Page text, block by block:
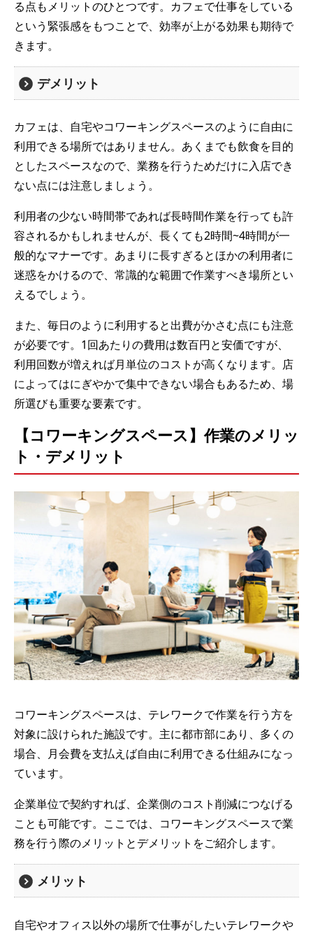
る点もメリットのひとつです。カフェで仕事をしている
という緊張感をもつことで、効率が上がる効果も期待で
きます。
デメリット
カフェは、自宅やコワーキングスペースのように自由に
利用できる場所ではありません。あくまでも飲食を目的
としたスペースなので、業務を行うためだけに入店でき
ない点には注意しましょう。
利用者の少ない時間帯であれば長時間作業を行っても許
容されるかもしれませんが、長くても2時間~4時間が一
般的なマナーです。あまりに長すぎるとほかの利用者に
迷惑をかけるので、常識的な範囲で作業すべき場所とい
えるでしょう。
また、毎日のように利用すると出費がかさむ点にも注意
が必要です。1回あたりの費用は数百円と安価ですが、
利用回数が増えれば月単位のコストが高くなります。店
によってはにぎやかで集中できない場合もあるため、場
所選びも重要な要素です。
【コワーキングスペース】作業のメリッ
ト・デメリット
コワーキングスペースは、テレワークで作業を行う方を
対象に設けられた施設です。主に都市部にあり、多くの
場合、月会費を支払えば自由に利用できる仕組みになっ
ています。
企業単位で契約すれば、企業側のコスト削減につなげる
ことも可能です。ここでは、コワーキングスペースで業
務を行う際のメリットとデメリットをご紹介します。
メリット
自宅やオフィス以外の場所で仕事がしたいテレワークや